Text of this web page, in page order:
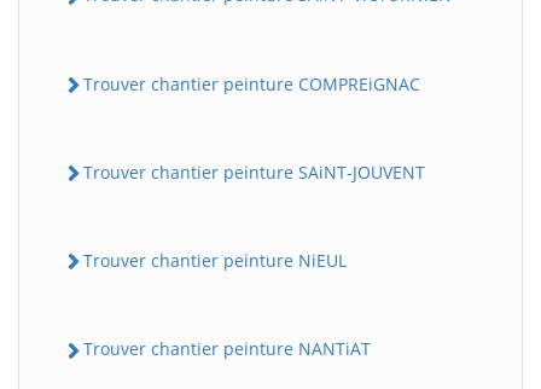
Trouver chantier peinture COMPREiGNAC
Trouver chantier peinture SAiNT-JOUVENT
Trouver chantier peinture NiEUL
Trouver chantier peinture NANTiAT